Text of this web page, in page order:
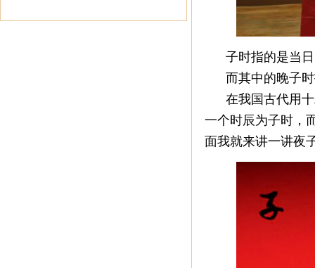
子时指的是当日
而其中的晚子时
在我国古代用十
一个时辰为子时，
面我就来讲一讲夜